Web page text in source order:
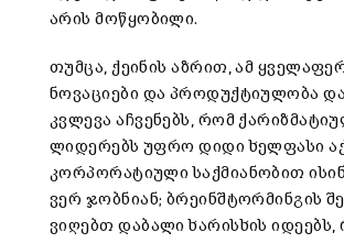
არის მოწყობილი.
თუმცა, ქეინის აზრით, ამ
ნოვაციები და პროდუქტიულობა
კვლევა აჩვენებს, რომ
ლიდერებს უფრო დიდი ხელფასი
კორპორატიული საქმიანობით
ვერ ჯობნიან; ბრეინშტორმინგის
ვიღებთ დაბალი ხარისხის იდეებს,